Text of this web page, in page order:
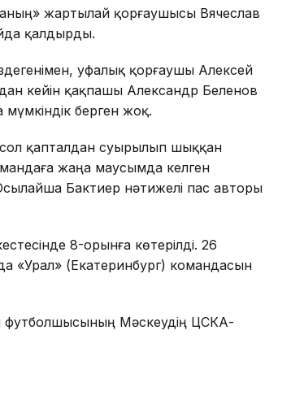
жартылай қорғаушысы Вячеслав
қалдырды.
уфалық қорғаушы Алексей
кейін қақпашы Александр Беленов
берген жоқ.
қапталдан суырылып шыққан
жаңа маусымда келген
Бактиер нәтижелі пас авторы
8-орынға көтерілді. 26
«Урал» (Екатеринбург) командасын
футболшысының Мәскеудің ЦСКА-